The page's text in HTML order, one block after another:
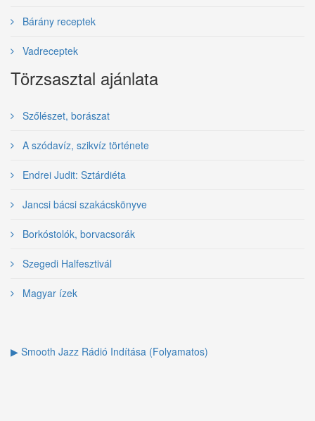
Bárány receptek
Vadreceptek
Törzsasztal ajánlata
Szőlészet, borászat
A szódavíz, szikvíz története
Endrei Judit: Sztárdiéta
Jancsi bácsi szakácskönyve
Borkóstolók, borvacsorák
Szegedi Halfesztivál
Magyar ízek
▶ Smooth Jazz Rádió Indítása (Folyamatos)